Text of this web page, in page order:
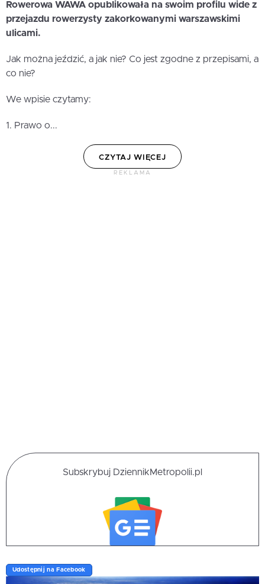
Rowerowa WAWA opublikowała na swoim profilu wide z
przejazdu rowerzysty zakorkowanymi warszawskimi
ulicami.
Jak można jeździć, a jak nie? Co jest zgodne z przepisami, a
co nie?
We wpisie czytamy:
1. Prawo o...
CZYTAJ WIĘCEJ
REKLAMA
Subskrybuj DziennikMetropolii.pl
Udostępnij na Facebook